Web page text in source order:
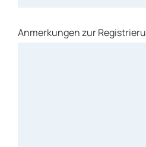
Anmerkungen zur